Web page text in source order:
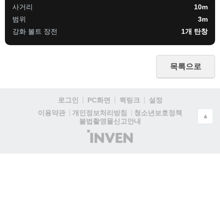
사거리
10m
범위
3m
강화 볼트 장전
1개 탄창
목록으로
로그인 PC화면 퀵링크
설정
이용약관
개인정보처리방침
청소년보호정책
불법촬영물신고안내
(주)
인
▲